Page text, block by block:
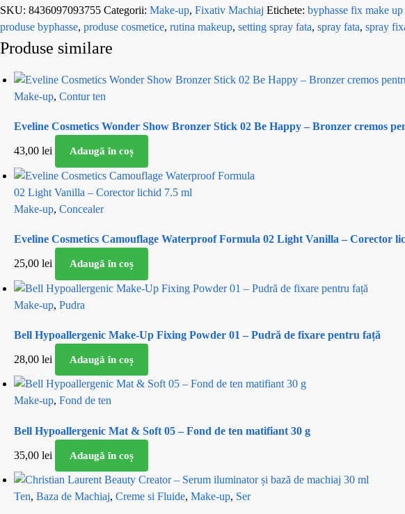
SKU: 8436097093755 Categorii: Make-up, Fixativ Machiaj Etichete: byphasse fix make up
produse byphasse, produse cosmetice, rutina makeup, setting spray fata, spray fata, spray
Produse similare
Make-up, Contur ten
Eveline Cosmetics Wonder Show Bronzer Stick 02 Be Happy – Bronzer cremos
43,00 lei Adaugă în coș
Make-up, Concealer
Eveline Cosmetics Camouflage Waterproof Formula 02 Light Vanilla – Corector
25,00 lei Adaugă în coș
Make-up, Pudra
Bell Hypoallergenic Make-Up Fixing Powder 01 – Pudră de fixare pentru față
28,00 lei Adaugă în coș
Make-up, Fond de ten
Bell Hypoallergenic Mat & Soft 05 – Fond de ten matifiant 30 g
35,00 lei Adaugă în coș
Ten, Baza de Machiaj, Creme si Fluide, Make-up, Ser